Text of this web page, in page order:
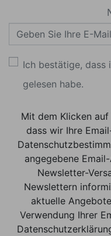
Ich bestätige, dass
gelesen habe.
Mit dem Klicken
dass wir Ihre
angegebene
Newsletter-
Newslettern
aktuelle
Verwendung Ihrer